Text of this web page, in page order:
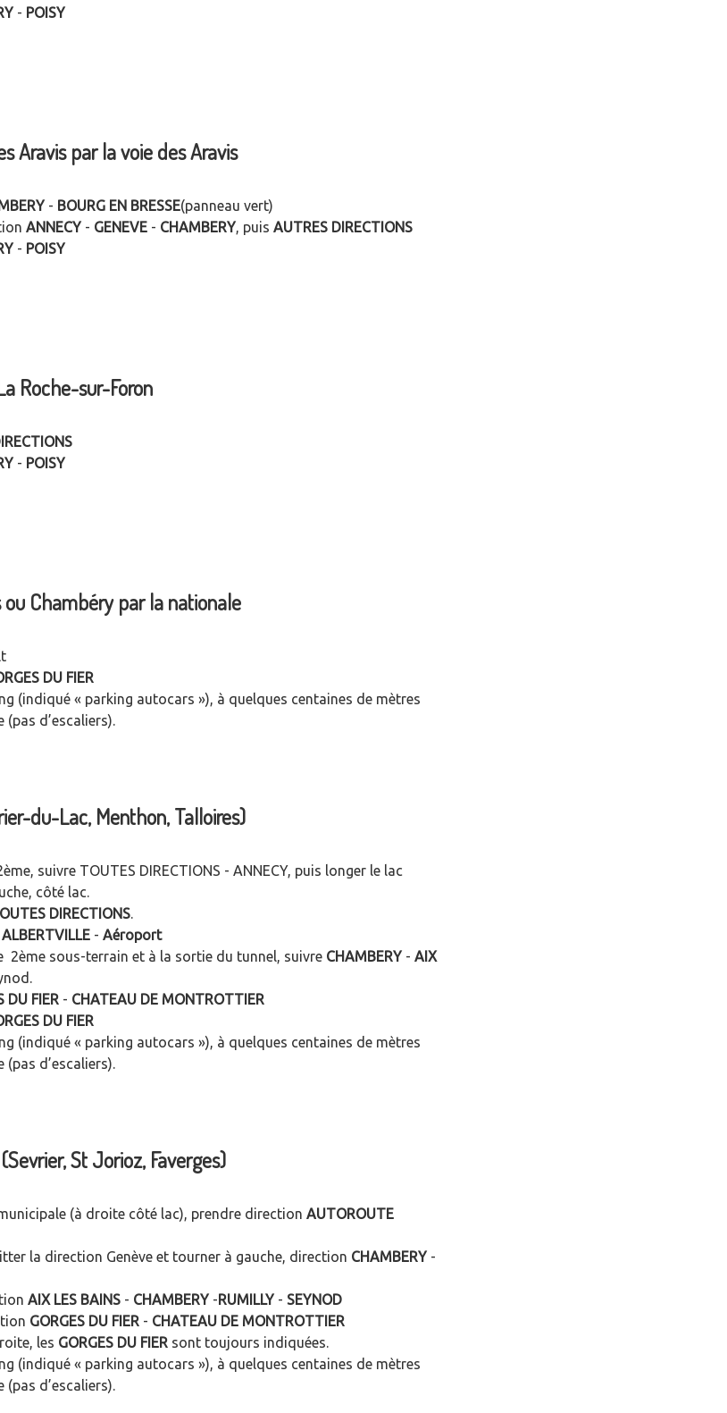
- POISY
Aravis par la voie des Aravis
- BOURG EN BRESSE(panneau vert)
ANNECY - GENEVE - CHAMBERY, puis AUTRES DIRECTIONS
- POISY
Roche-sur-Foron
- POISY
Chambéry par la nationale
DU FIER
(indiqué « parking autocars »), à quelques centaines de mètres
d’escaliers).
du-Lac, Menthon, Talloires)
suivre TOUTES DIRECTIONS - ANNECY, puis longer le lac
côté lac.
DIRECTIONS.
ALBERTVILLE - Aéroport
2ème sous-terrain et à la sortie du tunnel, suivre CHAMBERY - AIX
DU FIER - CHATEAU DE MONTROTTIER
DU FIER
(indiqué « parking autocars »), à quelques centaines de mètres
d’escaliers).
St Jorioz, Faverges)
(à droite côté lac), prendre direction AUTOROUTE
la direction Genève et tourner à gauche, direction CHAMBERY -
AIX LES BAINS - CHAMBERY -RUMILLY - SEYNOD
GORGES DU FIER - CHATEAU DE MONTROTTIER
les GORGES DU FIER sont toujours indiquées.
(indiqué « parking autocars »), à quelques centaines de mètres
d’escaliers).